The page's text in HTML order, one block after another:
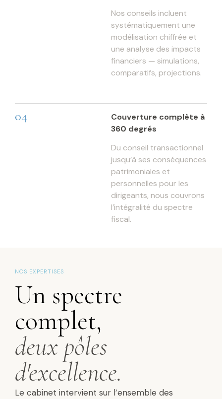
Nos conseils incluent
systématiquement une
modélisation chiffrée et
une analyse des impacts
financiers — simulations,
comparatifs, projections.
04
Couverture complète à
360 degrés
Du conseil transactionnel
jusqu’à ses conséquences
patrimoniales et
personnelles pour les
dirigeants, nous couvrons
l’intégralité du spectre
fiscal.
NOS EXPERTISES
Un spectre
complet,
deux pôles
d'excellence.
Le cabinet intervient sur l’ensemble des